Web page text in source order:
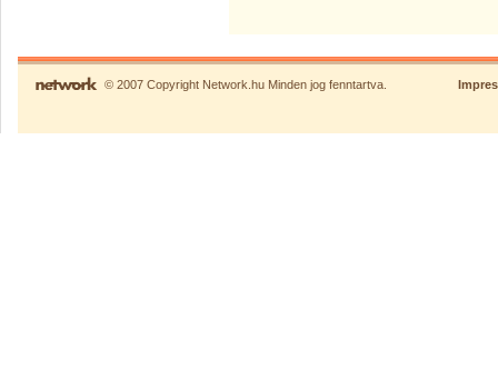
© 2007 Copyright Network.hu Minden jog fenntartva.